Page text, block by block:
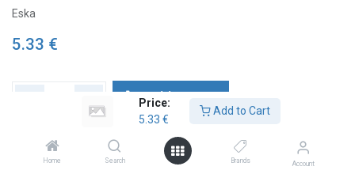
Price:
5.33 €
Add to Cart
Home Search Brands Account
Eska
5.33 €
Add to Cart